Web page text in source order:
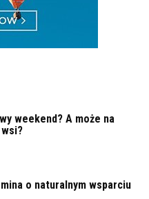
weekend? A może na
o naturalnym wsparciu